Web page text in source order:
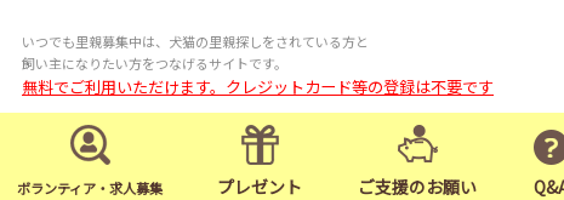
いつでも里親募集中は、犬猫の里親探しをされている方と
飼い主になりたい方をつなげるサイトです。
無料でご利用いただけます。クレジットカード等の登録は不要です
ボランティア・求人募集 プレゼント ご支援のお願い